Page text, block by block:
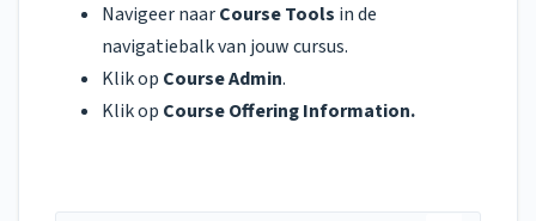
Navigeer naarCourse Tools in de
navigatiebalk van jouw cursus.
Klik op Course Admin.
Klik op Course Offering Information.